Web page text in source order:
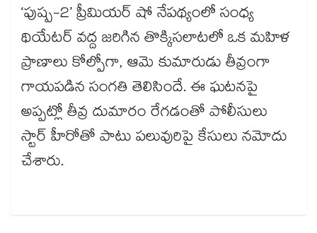
‘పుష్ప-2’ ప్రీమియర్ షో నేపథ్యంలో సంధ్య
థియేటర్ వద్ద జరిగిన తొక్కిసలాటలో ఒక మహిళ
ప్రాణాలు కోల్పోగా, ఆమె కుమారుడు తీవ్రంగా
గాయపడిన సంగతి తెలిసిందే. ఈ ఘటనపై
అప్పట్లో తీవ్ర దుమారం రేగడంతో పోలీసులు
స్టార్ హీరోతో పాటు పలువురిపై కేసులు నమోదు
చేశారు.